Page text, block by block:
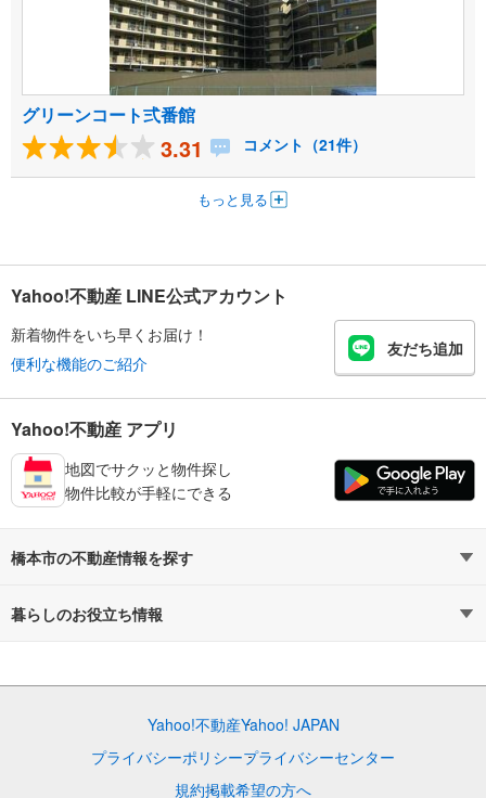
グリーンコート弍番館
3.31 コメント（21件）
もっと見る
Yahoo!不動産 LINE公式アカウント
新着物件をいち早くお届け！
便利な機能のご紹介
友だち追加
Yahoo!不動産 アプリ
地図でサクッと物件探し
物件比較が手軽にできる
橋本市の不動産情報を探す
不動産・住宅
中古一戸建て
土地
暮らしのお役立ち情報
Yahoo!不動産Yahoo! JAPAN
プライバシーポリシープライバシーセンター
規約掲載希望の方へ